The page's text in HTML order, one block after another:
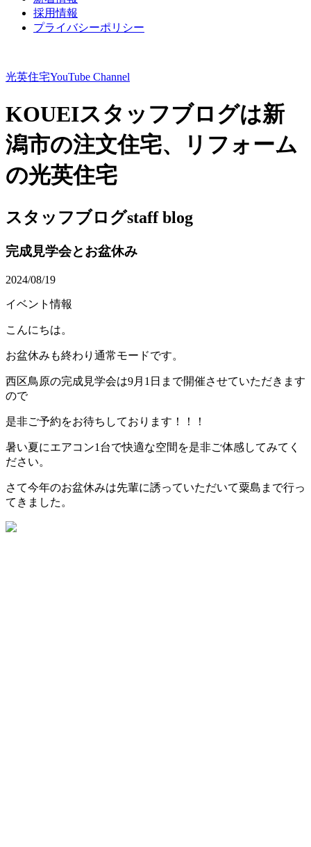
採用情報
プライバシーポリシー
光英住宅YouTube Channel
KOUEIスタッフブログは新
潟市の注文住宅、リフォーム
の光英住宅
スタッフブログstaff blog
完成見学会とお盆休み
2024/08/19
イベント情報
こんにちは。
お盆休みも終わり通常モードです。
西区鳥原の完成見学会は9月1日まで開催させていただきます
ので
是非ご予約をお待ちしております！！！
暑い夏にエアコン1台で快適な空間を是非ご体感してみてく
ださい。
さて今年のお盆休みは先輩に誘っていただいて粟島まで行っ
てきました。